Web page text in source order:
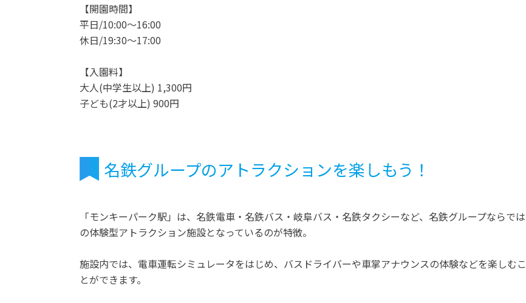
【開園時間】
平日/10:00～16:00
休日/19:30～17:00
【入園料】
大人(中学生以上) 1,300円
子ども(2才以上) 900円
名鉄グループのアトラクションを楽しもう！
「モンキーパーク駅」は、名鉄電車・名鉄バス・岐阜バス・名鉄タクシーなど、名鉄グループならでは
の体験型アトラクション施設となっているのが特徴。
施設内では、電車運転シミュレータをはじめ、バスドライバーや車掌アナウンスの体験などを楽しむこ
とができます。